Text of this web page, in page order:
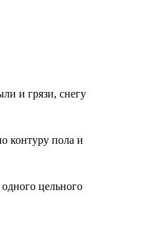
и грязи, снегу
контуру пола и
цельного